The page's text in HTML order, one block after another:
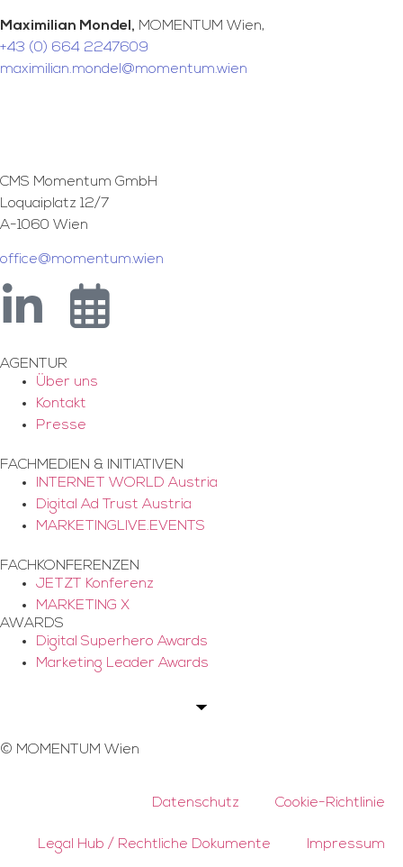
Maximilian Mondel, MOMENTUM Wien,
+43 (0) 664 2247609
maximilian.mondel@momentum.wien
CMS Momentum GmbH
Loquaiplatz 12/7
A-1060 Wien
office@momentum.wien
AGENTUR
Über uns
Kontakt
Presse
FACHMEDIEN & INITIATIVEN
INTERNET WORLD Austria
Digital Ad Trust Austria
MARKETINGLIVE.EVENTS
FACHKONFERENZEN
JETZT Konferenz
MARKETING X
AWARDS
Digital Superhero Awards
Marketing Leader Awards
© MOMENTUM Wien
Datenschutz Cookie-Richtlinie
Legal Hub / Rechtliche Dokumente Impressum